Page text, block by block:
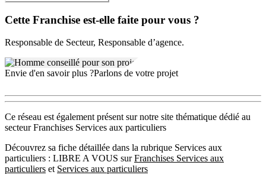
Cette Franchise est-elle faite pour vous ?
Responsable de Secteur, Responsable d’agence.
Envie d'en savoir plus ?Parlons de votre projet
Ce réseau est également présent sur notre site thématique dédié au
secteur Franchises Services aux particuliers
Découvrez sa fiche détaillée dans la rubrique Services aux
particuliers : LIBRE A VOUS surFranchises Services aux
particuliers et Services aux particuliers